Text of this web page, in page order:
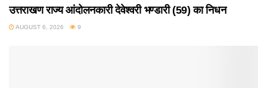
उत्तराखण राज्य आंदोलनकारी देवेश्वरी भण्डारी (59) का निधन
AUGUST 6, 2026 9